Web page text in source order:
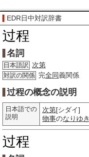
EDR日中対訳辞書
过程
名詞
日本語訳 次第
対訳の関係 完全同義関係
过程の概念の説明
日本語での
説明
次第[シダイ]
物事のなりゆき
过程